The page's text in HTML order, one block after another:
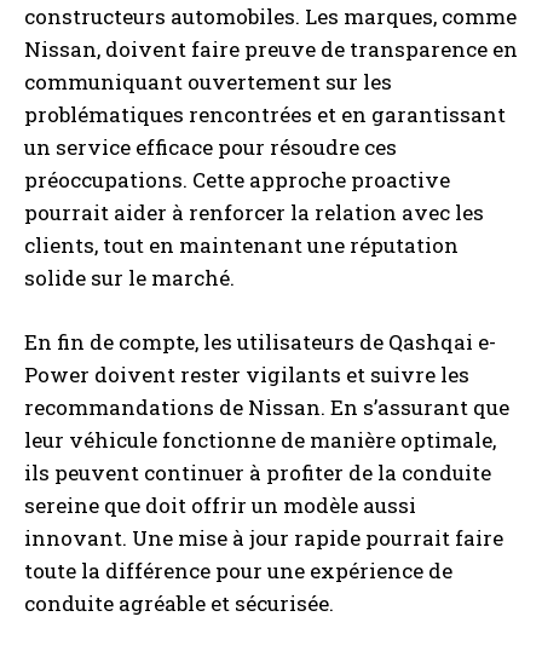
constructeurs automobiles. Les marques, comme
Nissan, doivent faire preuve de transparence en
communiquant ouvertement sur les
problématiques rencontrées et en garantissant
un service efficace pour résoudre ces
préoccupations. Cette approche proactive
pourrait aider à renforcer la relation avec les
clients, tout en maintenant une réputation
solide sur le marché.
En fin de compte, les utilisateurs de Qashqai e-
Power doivent rester vigilants et suivre les
recommandations de Nissan. En s’assurant que
leur véhicule fonctionne de manière optimale,
ils peuvent continuer à profiter de la conduite
sereine que doit offrir un modèle aussi
innovant. Une mise à jour rapide pourrait faire
toute la différence pour une expérience de
conduite agréable et sécurisée.